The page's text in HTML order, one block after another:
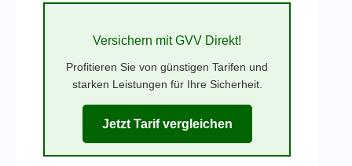
Versichern mit GVV Direkt!
Profitieren Sie von günstigen Tarifen und
starken Leistungen für Ihre Sicherheit.
Jetzt Tarif vergleichen